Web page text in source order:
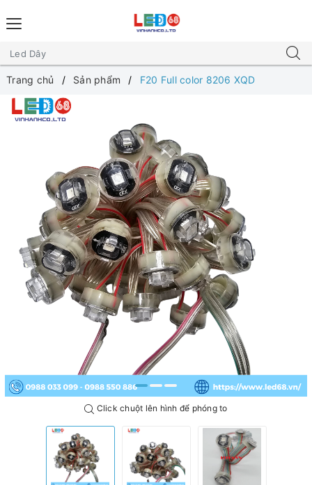
Trang chủ Sản phẩm F20 Full color 8206 XQD
Click chuột lên hình để phóng to